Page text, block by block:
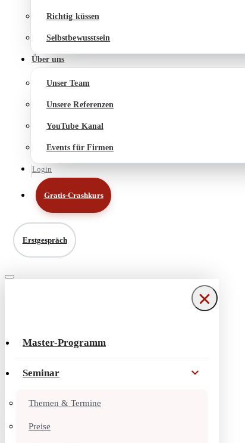
Richtig küssen
Selbstbewusstsein
Über uns
Unser Team
Unsere Referenzen
YouTube Kanal
Events für Firmen
Login
Gratis-Crashkurs
Erstgespräch
Navigationsmenü
Master-Programm
Seminar
Themen & Termine
Preise